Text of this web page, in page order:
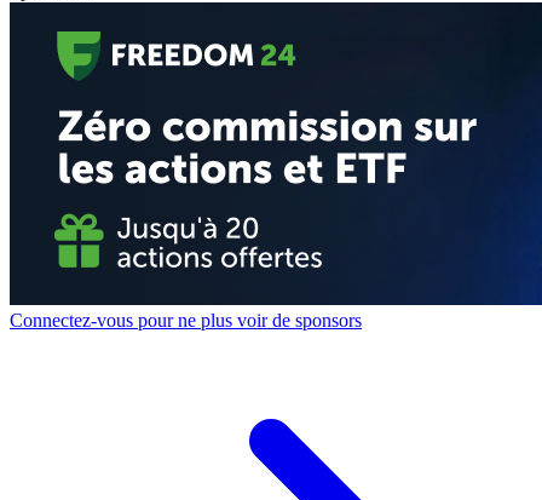
Connectez-vous pour ne plus voir de sponsors